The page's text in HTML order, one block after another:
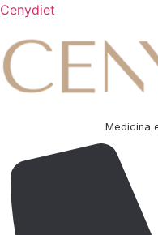
Cenydiet
Medicina